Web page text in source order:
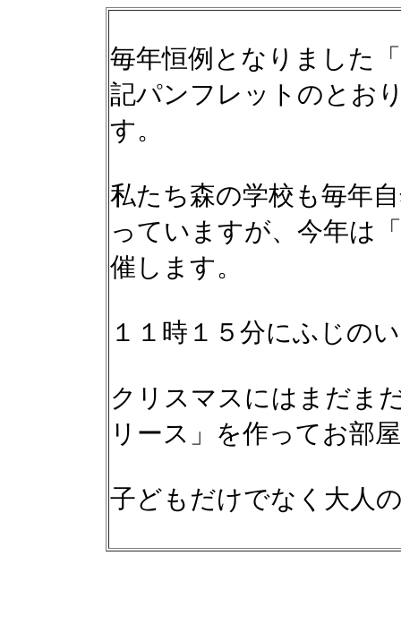
毎年恒例となりました
記パンフレットのとお
す。
私たち森の学校も毎年
っていますが、今年は
催します。
１１時１５分にふじの
クリスマスにはまだま
リース」を作ってお部
子どもだけでなく大人